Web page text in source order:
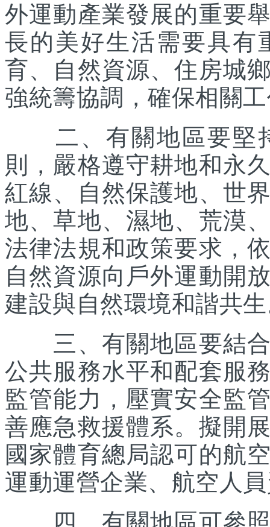
外運動產業發展的重要
長的美好生活需要具有
育、自然資源、住房城
強統籌協調，確保相關
二、有關地區要堅
則，嚴格遵守耕地和永
紅線、自然保護地、世
地、草地、濕地、荒漠
法律法規和政策要求，
自然資源向戶外運動開
建設與自然環境和諧共
三、有關地區要結合
公共服務水平和配套服
監管能力，壓實安全監
善應急救援體系。擬開
國家體育總局認可的航
運動運營企業、航空人
四、有關地區可參照